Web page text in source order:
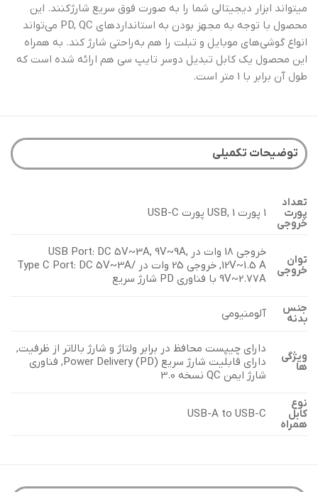
میتواند ابزار دیجیتالی شما را به صورت فوق سریع شارژکنند. این
محصول با توجه به مجهز بودن به استانداردهای PD, QC می‌تواند
انواع گوشی‌های موبایل و تبلت را هم به‌راحتی شارژ کند. به همراه
این محصول یک کابل تبدیل دوسر تایپ سی هم ارائه شده است که
طول آن برابر با 1 متر است.
توضیحات تکمیلی
تعداد
پورت
خروجی
1 پورت USB, 1 پورت USB-C
توان
خروجی
خروجی 18 وات در USB Port: DC 5V~3A, 9V~9A,
12V~1.5 A, خروجی 25 وات در Type C Port: DC 5V~3A/
9V~2.77A با فناوری PD شارژ سریع
جنس
بدنه آلومنیومی
ویژگی
ها
دارای چیپست محافظ در برابر ولتاژ و شارژ بالاتر از ظرفیت,
دارای قابلیت شارژ سریع Power Delivery (PD), فناوری
شارژ ایمن QC نسخه 3.0
نوع
کابل
همراه
USB-A to USB-C